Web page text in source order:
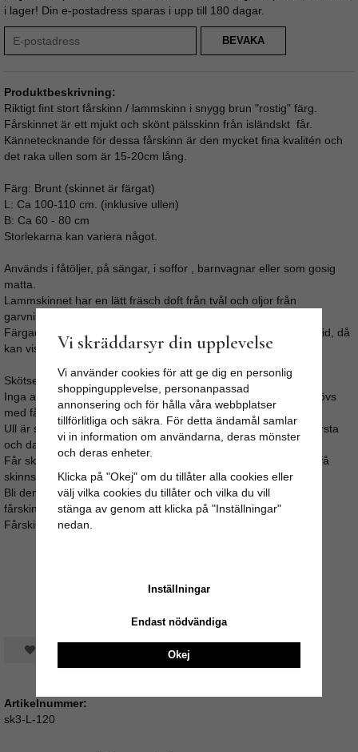
i lager! Din e-postadress sparas i upp till 180 dagar.
BEVAKA
Produktbeskrivning:
Riktigt fint stort fårskinn / lammskinn i snygg brun "rostig" färg.
Fårskinnet är ett mjukt och skönt pälsskinn från isländskt får.
Kännetecknande för dessa fårskinn är den mycket fina kvalitén och
det raka ullen som är 15-20cm lång.
Färg: Brunt (skinnet är färgat)
L: Ca 100-110 cm. (inklusive ullen)
B: Ca 60 - 80 cm
Storlekarna kan variera något.
Används i fåtöljer, på sängar, i soffor , barnvagnar eller som gosig
matta.
Lammskinnet har en lätt fräsch doft från tvål och oljor från
garvningen, doften försvinner med tiden.
Färgade fårskinn bör ej utsättas för direkt solljus under längre tid, då
kan viss missfärgning uppstå.
Skötselråd:
Inga av våra fårskinn bör tvättas i maskin, vilket inte heller behövs
med fårskinn.
Ull är självrensande, vädra skinnet under tak i fuktigt väder. Borsta
och dammsug regelbundet.
Får skinnet fläckar så gnugga med lätt fuktad trasa, undvik att få
skinnsidan blöt.
Bli den ändå fuktig så låt den torka långsamt och stretcha/dra i
fårskinnet med jämna mellanrum.
Fårskinnen kan kemtvättas.
Spara som favorit
Artikelnummer:
sk3-L-120
Vi skräddarsyr din upplevelse
Vi använder cookies för att ge dig en personlig
shoppingupplevelse, personanpassad
annonsering och för hålla våra webbplatser
tillförlitliga och säkra. För detta ändamål samlar
vi in information om användarna, deras mönster
och deras enheter.
Klicka på "Okej" om du tillåter alla cookies eller
välj vilka cookies du tillåter och vilka du vill
stänga av genom att klicka på "Inställningar"
nedan.
Inställningar
Endast nödvändiga
Okej